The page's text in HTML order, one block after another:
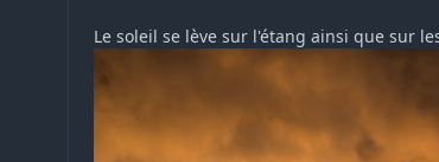
Le soleil se lève sur l'étang ainsi que sur